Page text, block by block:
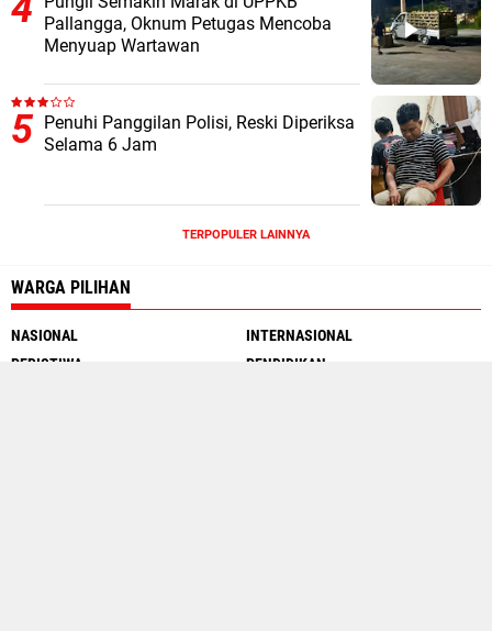
Pallangga, Oknum Petugas Mencoba
Menyuap Wartawan
Penuhi Panggilan Polisi, Reski Diperiksa
Selama 6 Jam
TERPOPULER LAINNYA
WARGA PILIHAN
NASIONAL
INTERNASIONAL
PERISTIWA
PENDIDIKAN